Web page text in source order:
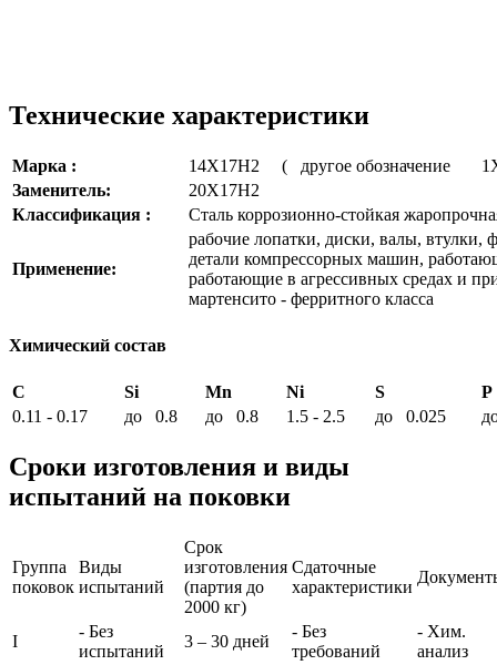
Технические характеристики
Марка :
14Х17Н2 ( другое обозначение
Заменитель:
20Х17Н2
Классификация :
Сталь коррозионно-стойкая
Применение:
рабочие лопатки, диски, валы, втулки,
детали компрессорных машин,
работающие в агрессивных средах и
мартенсито - ферритного класса
Химический состав
C Si Mn Ni S
P
0.11 - 0.17
до 0.8 до 0.8 1.5 - 2.5 до 0.025
Сроки изготовления и виды
испытаний на поковки
Группа
поковок
Виды
испытаний
Срок
изготовления
(партия до
2000 кг)
Сдаточные
характеристики
I
- Без
испытаний
3 – 30 дней
- Без
требований
- Хим.
анализ